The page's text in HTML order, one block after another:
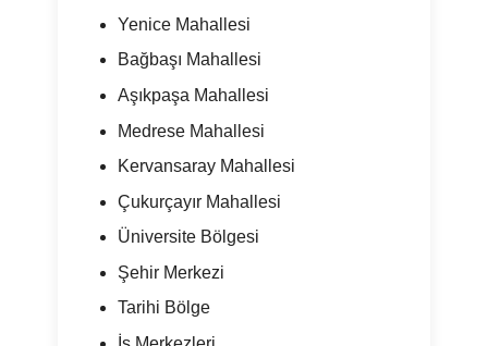
Yenice Mahallesi
Bağbaşı Mahallesi
Aşıkpaşa Mahallesi
Medrese Mahallesi
Kervansaray Mahallesi
Çukurçayır Mahallesi
Üniversite Bölgesi
Şehir Merkezi
Tarihi Bölge